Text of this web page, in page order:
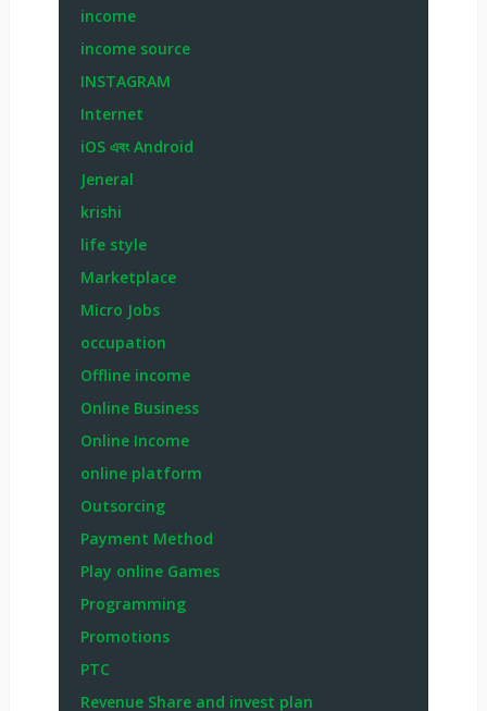
income
income source
INSTAGRAM
Internet
iOS এবং Android
Jeneral
krishi
life style
Marketplace
Micro Jobs
occupation
Offline income
Online Business
Online Income
online platform
Outsorcing
Payment Method
Play online Games
Programming
Promotions
PTC
Revenue Share and invest plan